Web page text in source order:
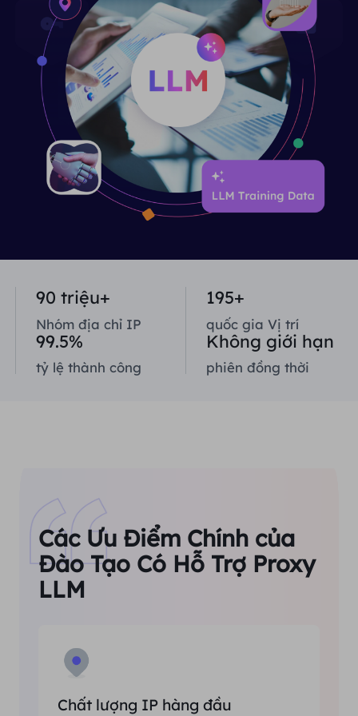
Vương quốc Anh
Brazil
Nga
Tích hợp thêm
Tích hợp thêm
Русский
हिंदी
Português
90 triệu+
Nhóm địa chỉ IP
195+
quốc gia Vị trí
99.5%
tỷ lệ thành công
Không giới hạn
phiên đồng thời
Các Ưu Điểm Chính của
Đào Tạo Có Hỗ Trợ Proxy
LLM
Chất lượng IP hàng đầu